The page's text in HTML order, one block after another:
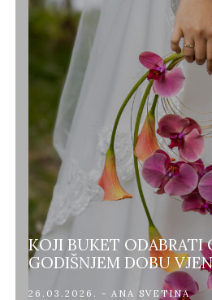
KOJI BUKET ODABRATI
GODIŠNJEM DOBU
26.03.2026. - ANA SVETINA